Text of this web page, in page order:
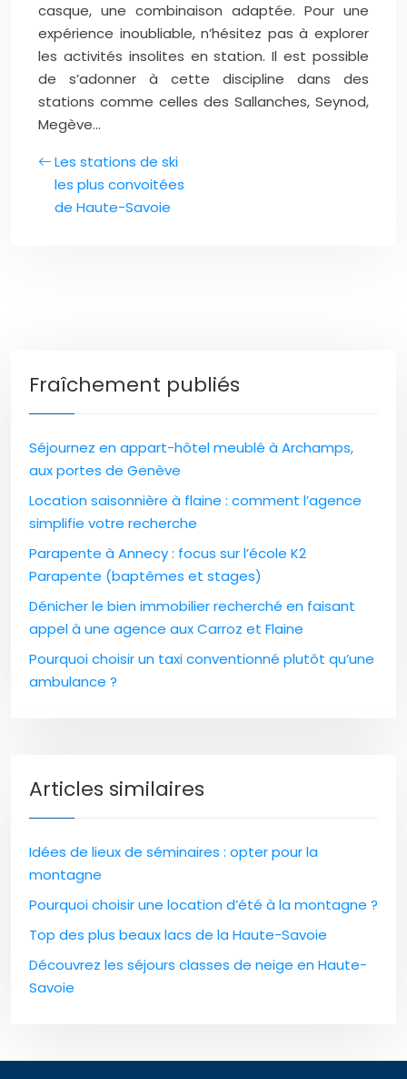
casque, une combinaison adaptée. Pour une
expérience inoubliable, n’hésitez pas à explorer
les activités insolites en station. Il est possible
de s’adonner à cette discipline dans des
stations comme celles des Sallanches, Seynod,
Megève…
Les stations de ski
les plus convoitées
de Haute-Savoie
Fraîchement publiés
Séjournez en appart-hôtel meublé à Archamps,
aux portes de Genève
Location saisonnière à flaine : comment l’agence
simplifie votre recherche
Parapente à Annecy : focus sur l’école K2
Parapente (baptêmes et stages)
Dénicher le bien immobilier recherché en faisant
appel à une agence aux Carroz et Flaine
Pourquoi choisir un taxi conventionné plutôt qu’une
ambulance ?
Articles similaires
Idées de lieux de séminaires : opter pour la
montagne
Pourquoi choisir une location d’été à la montagne ?
Top des plus beaux lacs de la Haute-Savoie
Découvrez les séjours classes de neige en Haute-
Savoie